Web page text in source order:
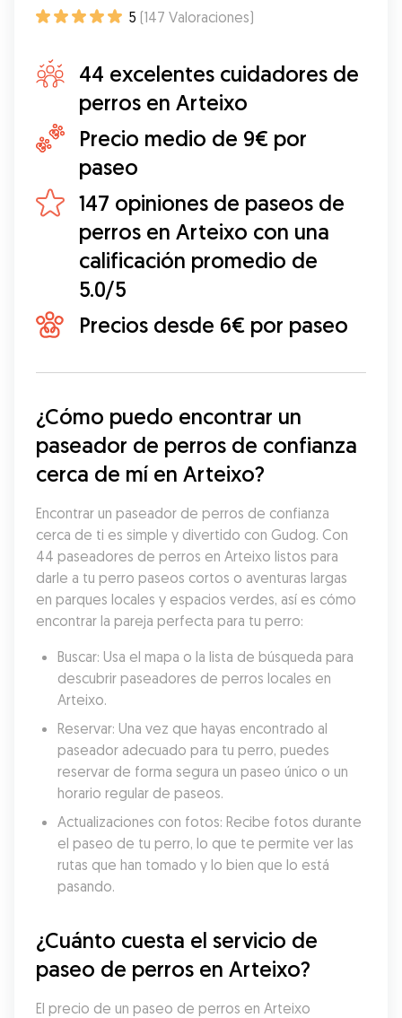
5 (147 Valoraciones)
44 excelentes cuidadores de
perros en Arteixo
Precio medio de 9€ por
paseo
147 opiniones de paseos de
perros en Arteixo con una
calificación promedio de
5.0/5
Precios desde 6€ por paseo
¿Cómo puedo encontrar un
paseador de perros de confianza
cerca de mí en Arteixo?
Encontrar un paseador de perros de confianza
cerca de ti es simple y divertido con Gudog. Con
44 paseadores de perros en Arteixo listos para
darle a tu perro paseos cortos o aventuras largas
en parques locales y espacios verdes, así es cómo
encontrar la pareja perfecta para tu perro:
Buscar: Usa el mapa o la lista de búsqueda para
descubrir paseadores de perros locales en
Arteixo.
Reservar: Una vez que hayas encontrado al
paseador adecuado para tu perro, puedes
reservar de forma segura un paseo único o un
horario regular de paseos.
Actualizaciones con fotos: Recibe fotos durante
el paseo de tu perro, lo que te permite ver las
rutas que han tomado y lo bien que lo está
pasando.
¿Cuánto cuesta el servicio de
paseo de perros en Arteixo?
El precio de un paseo de perros en Arteixo